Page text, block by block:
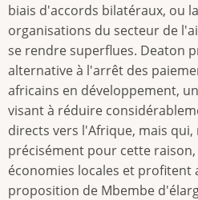
biais d'accords bilatéraux, ou
organisations du secteur de
se rendre superflues. Deaton
alternative à l'arrêt des
africains en développement,
visant à réduire
directs vers l'Afrique, mais qui,
précisément pour cette
économies locales et profitent
proposition de Mbembe